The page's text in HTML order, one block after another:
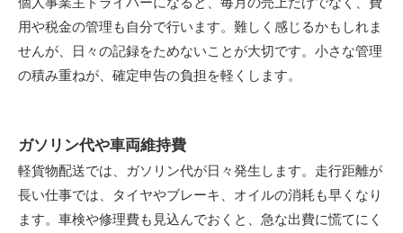
用や税金の管理も自分で行います。難しく感じるかもしれま
せんが、日々の記録をためないことが大切です。小さな管理
の積み重ねが、確定申告の負担を軽くします。
ガソリン代や車両維持費
軽貨物配送では、ガソリン代が日々発生します。走行距離が
長い仕事では、タイヤやブレーキ、オイルの消耗も早くなり
ます。車検や修理費も見込んでおくと、急な出費に慌てにく